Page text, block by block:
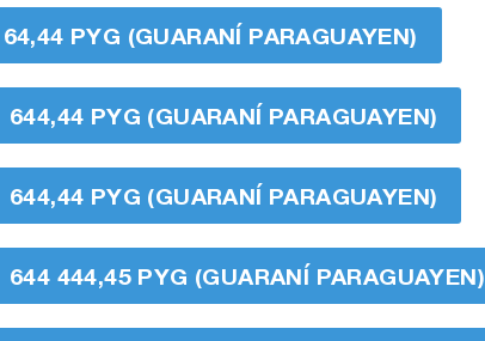
PYG (GUARANÍ PARAGUAYEN)
PYG (GUARANÍ PARAGUAYEN)
PYG (GUARANÍ PARAGUAYEN)
444,45 PYG (GUARANÍ PARAGUAYEN)